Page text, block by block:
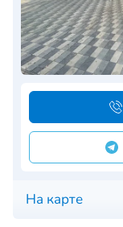
На карте